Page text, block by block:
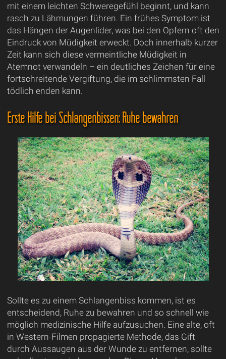
mit einem leichten Schweregefühl beginnt, und kann
rasch zu Lähmungen führen. Ein frühes Symptom ist
das Hängen der Augenlider, was bei den Opfern oft den
Eindruck von Müdigkeit erweckt. Doch innerhalb kurzer
Zeit kann sich diese vermeintliche Müdigkeit in
Atemnot verwandeln – ein deutliches Zeichen für eine
fortschreitende Vergiftung, die im schlimmsten Fall
tödlich enden kann.
Erste Hilfe bei Schlangenbissen: Ruhe bewahren
Sollte es zu einem Schlangenbiss kommen, ist es
entscheidend, Ruhe zu bewahren und so schnell wie
möglich medizinische Hilfe aufzusuchen. Eine alte, oft
in Western-Filmen propagierte Methode, das Gift
durch Aussaugen aus der Wunde zu entfernen, sollte